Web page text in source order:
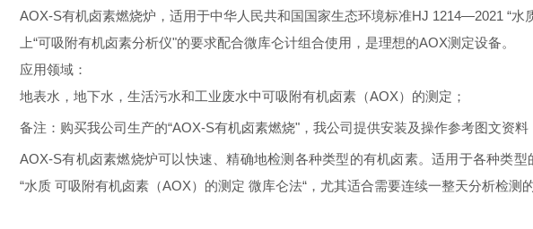
AOX-S有机卤素燃烧炉 ，适用于中华人民共和国国家生态环境标准HJ 1214—2021 “水
上“可吸附有机卤素分析仪"的要求配合微库仑计组合使用，是理想的AOX测定设备。
应用领域：
地表水，地下水，生活污水和工业废水中可吸附有机卤素（AOX）的测定；
备注：购买我公司生产的“AOX-S有机卤素燃烧"，我公司提供安装及操作参考图文资料
AOX-S有机卤素燃烧炉可以快速、精确地检测各种类型的有机卤素。适用于各种类
“水质 可吸附有机卤素（AOX）的测定 微库仑法“，尤其适合需要连续一整天分析检